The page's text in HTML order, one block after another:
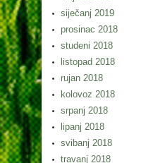
siječanj 2019
prosinac 2018
studeni 2018
listopad 2018
rujan 2018
kolovoz 2018
srpanj 2018
lipanj 2018
svibanj 2018
travanj 2018